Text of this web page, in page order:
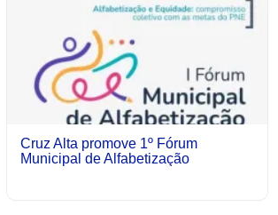
Cruz Alta promove 1º Fórum
Municipal de Alfabetização